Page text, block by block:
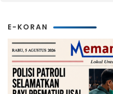
E-KORAN